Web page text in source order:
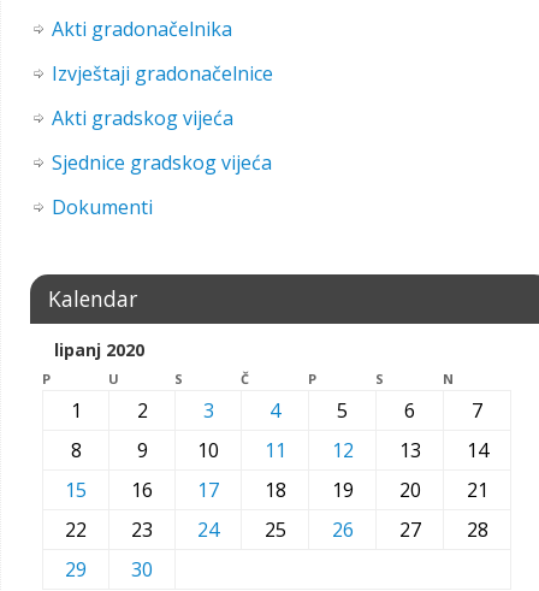
Akti gradonačelnika
Izvještaji gradonačelnice
Akti gradskog vijeća
Sjednice gradskog vijeća
Dokumenti
Kalendar
lipanj 2020
P U S Č P S N
1 2 3 4 5 6
7
8
9 10 11 12 13
14
15
16 17 18 19 20
21
22
23 24 25 26 27
28
29
30